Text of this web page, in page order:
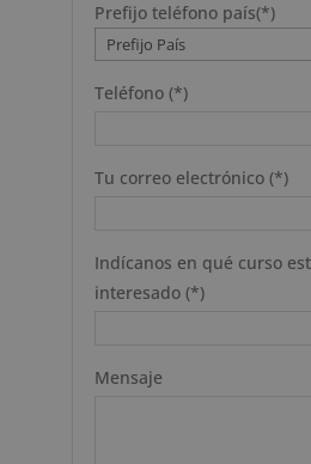
Prefijo teléfono país(*)
Teléfono (*)
Tu correo electrónico (*)
Indícanos en qué curso
interesado (*)
Mensaje